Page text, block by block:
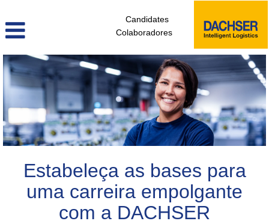
Candidates
Colaboradores
colaboradores_sem_experiencia_pt
Estabeleça as bases para
uma carreira empolgante
com a DACHSER